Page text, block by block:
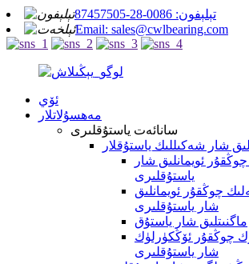
تېلېفون: 0086-28-87457505
Email: sales@cwlbearing.com
ئۆي
مەھسۇلاتلار
سانائەت ياستۇقلىرى
شار شەكىللىك ياستۇقلار
ئويمانلىق شار
ياستۇقلىرى
چوڭقۇر ئويمانلىق
شار ياستۇقلىرى
ماگنىتلىق شار ياستۇق
چوڭقۇر ئۆڭكۈرلۈك
شار ياستۇقلىرى